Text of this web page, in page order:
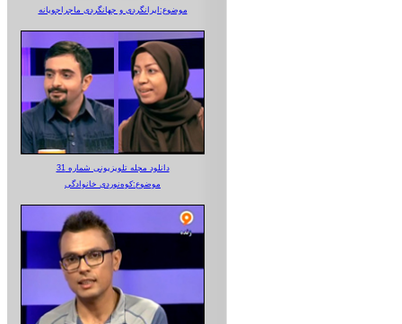
موضوع:ایرانگردی و جهانگردی ماجراجویانه
دانلود مجله تلویزیونی شماره 31
موضوع:کوه‌نوردی خانوادگی